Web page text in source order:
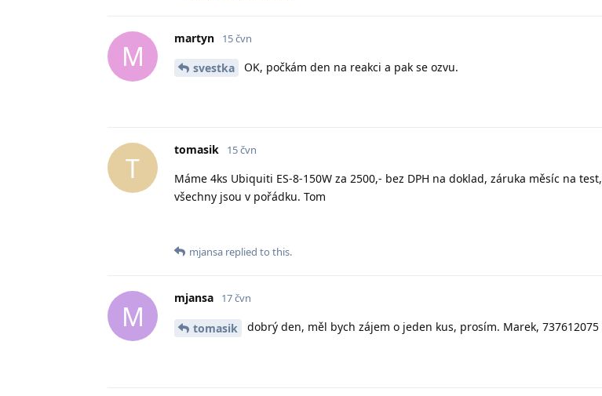
M
martyn 15 čvn
svestka OK, počkám den na reakci a pak se ozvu.
T
tomasik 15 čvn
Máme 4ks Ubiquiti ES-8-150W za 2500,- bez DPH na doklad, záruka měsíc na test,
všechny jsou v pořádku. Tom
mjansa replied to this.
M
mjansa 17 čvn
tomasik dobrý den, měl bych zájem o jeden kus, prosím. Marek, 737612075